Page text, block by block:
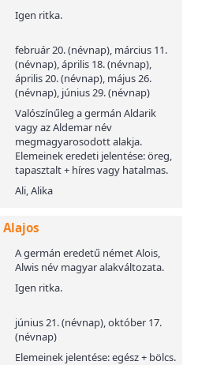
Igen ritka.
február 20. (névnap), március 11.
(névnap), április 18. (névnap),
április 20. (névnap), május 26.
(névnap), június 29. (névnap)
Valószínűleg a germán Aldarik
vagy az Aldemar név
megmagyarosodott alakja.
Elemeinek eredeti jelentése: öreg,
tapasztalt + híres vagy hatalmas.
Ali, Alika
Alajos
A germán eredetű német Alois,
Alwis név magyar alakváltozata.
Igen ritka.
június 21. (névnap), október 17.
(névnap)
Elemeinek jelentése: egész + bölcs.